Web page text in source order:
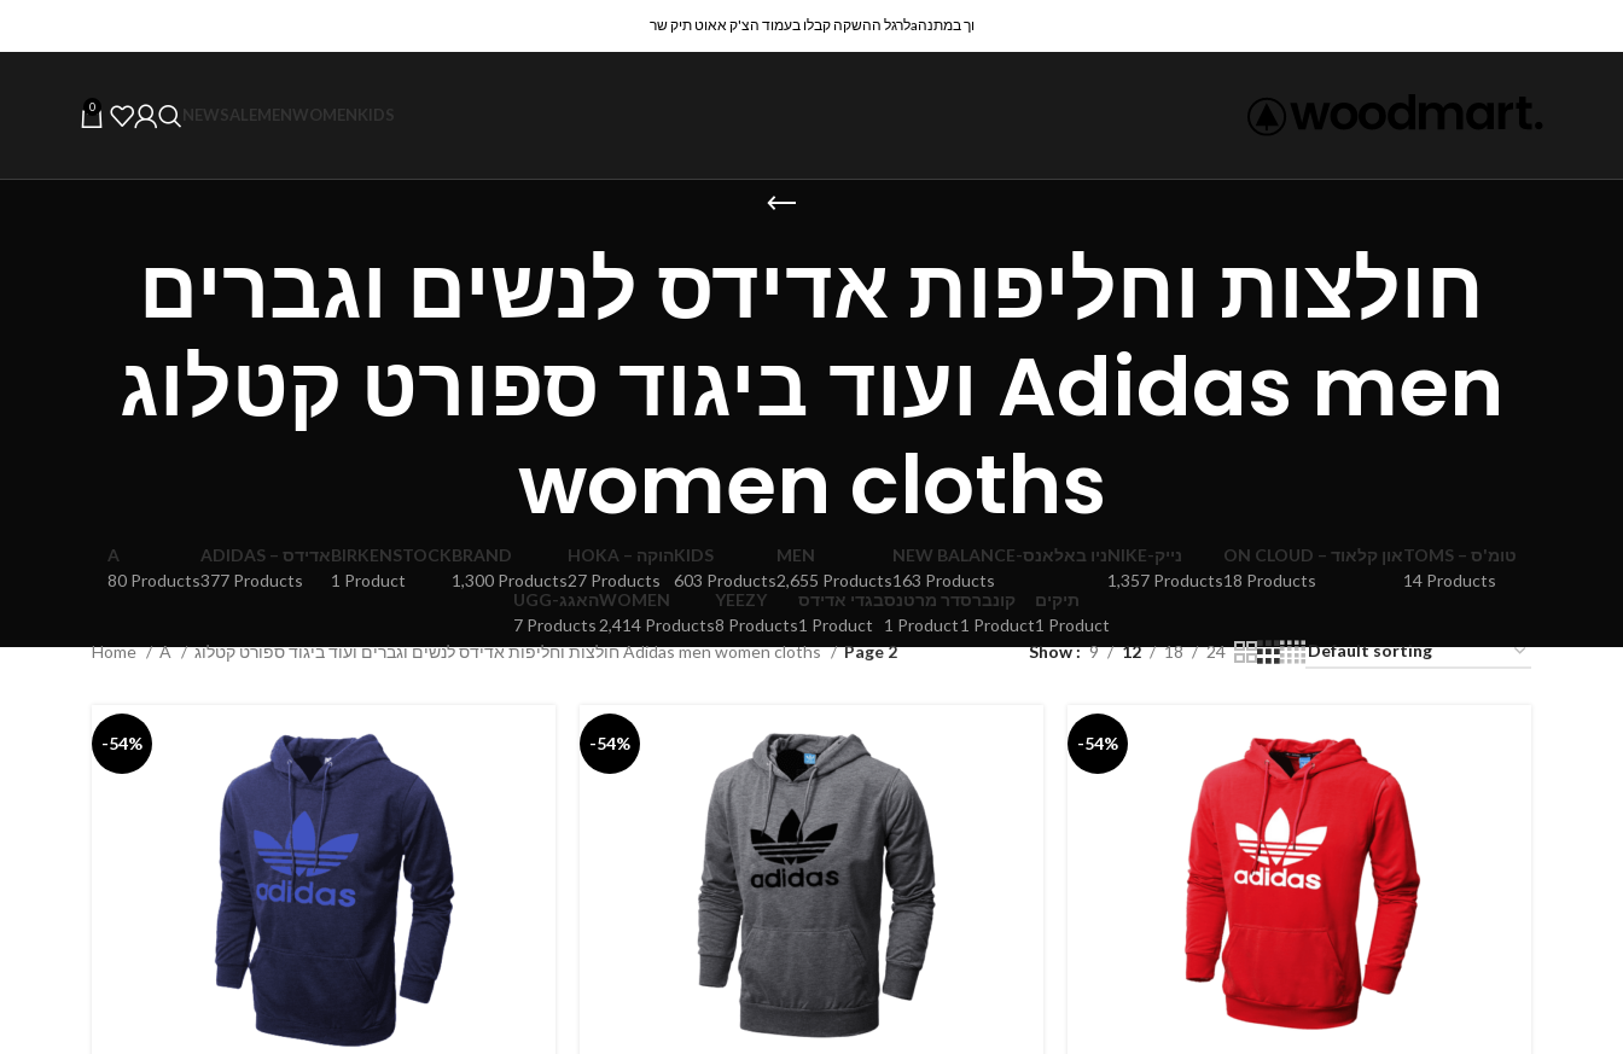
לרגל ההשקה קבלו בעמוד הצ'ק אאוט תיק שרaוך במתנה
0 NEWSALEMENWOMENKIDS
חולצות וחליפות אדידס לנשים וגברים
ועוד ביגוד ספורט קטלוג Adidas men
women cloths
A
80 Products
ADIDAS – אדידס
377 Products
BIRKENSTOCK
1 Product
BRAND
1,300 Products
HOKA – הוקה
27 Products
KIDS
603 Products
MEN
2,655 Products
NEW BALANCE-ניו באלאנס
163 Products
NIKE-נייק
1,357 Products
ON CLOUD – און קלאוד
18 Products
TOMS – טומ'ס
14 Products
UGG-האגג
7 Products
WOMEN
2,414 Products
YEEZY
8 Products
בגדי אדידס
1 Product
דר מרטנס
1 Product
קונברס
1 Product
תיקים
1 Product
Home
A חולצות וחליפות אדידס לנשים וגברים ועוד ביגוד ספורט קטלוג Adidas men women cloths Page 2 Show 9 12 18 24
-54% -54% -54%